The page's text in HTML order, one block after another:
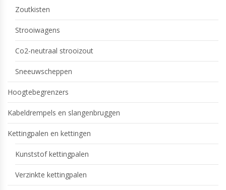
Zoutkisten
Strooiwagens
Co2-neutraal strooizout
Sneeuwscheppen
Hoogtebegrenzers
Kabeldrempels en slangenbruggen
Kettingpalen en kettingen
Kunststof kettingpalen
Verzinkte kettingpalen